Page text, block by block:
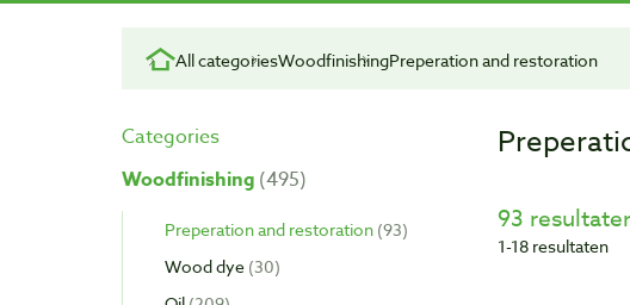
All categoriesWoodfinishingPreperation and restoration
Categories
Woodfinishing 495
Preperation and restoration 93
Wood dye 30
93
1-18 resultaten